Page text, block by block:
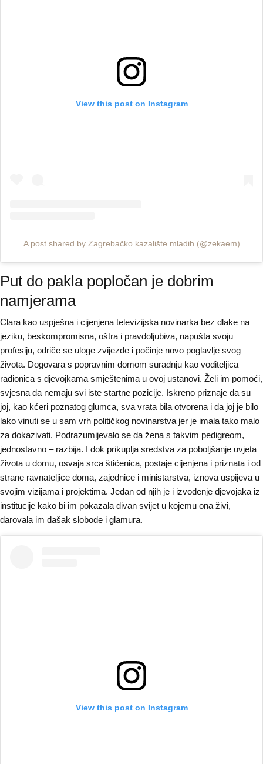
View this post on Instagram
A post shared by Zagrebačko kazalište mladih (@zekaem)
Put do pakla popločan je dobrim
namjerama
Clara kao uspješna i cijenjena televizijska novinarka bez dlake na
jeziku, beskompromisna, oštra i pravdoljubiva, napušta svoju
profesiju, odriče se uloge zvijezde i počinje novo poglavlje svog
života. Dogovara s popravnim domom suradnju kao voditeljica
radionica s djevojkama smještenima u ovoj ustanovi. Želi im pomoći,
svjesna da nemaju svi iste startne pozicije. Iskreno priznaje da su
joj, kao kćeri poznatog glumca, sva vrata bila otvorena i da joj je bilo
lako vinuti se u sam vrh političkog novinarstva jer je imala tako malo
za dokazivati. Podrazumijevalo se da žena s takvim pedigreom,
jednostavno – razbija. I dok prikuplja sredstva za poboljšanje uvjeta
života u domu, osvaja srca štićenica, postaje cijenjena i priznata i od
strane ravnateljice doma, zajednice i ministarstva, iznova uspijeva u
svojim vizijama i projektima. Jedan od njih je i izvođenje djevojaka iz
institucije kako bi im pokazala divan svijet u kojemu ona živi,
darovala im dašak slobode i glamura.
View this post on Instagram